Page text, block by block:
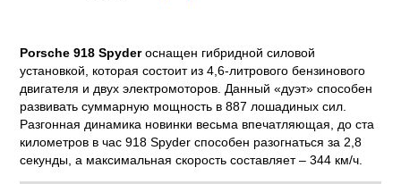
Porsche 918 Spyderоснащен гибридной силовой
установкой, которая состоит из 4,6-литрового бензинового
двигателя и двух электромоторов. Данный «дуэт» способен
развивать суммарную мощность в 887 лошадиных сил.
Разгонная динамика новинки весьма впечатляющая, до ста
километров в час 918 Spyder способен разогнаться за 2,8
секунды, а максимальная скорость составляет – 344 км/ч.